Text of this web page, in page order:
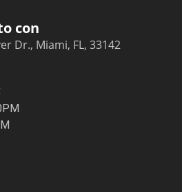
con
Dr., Miami, FL, 33142